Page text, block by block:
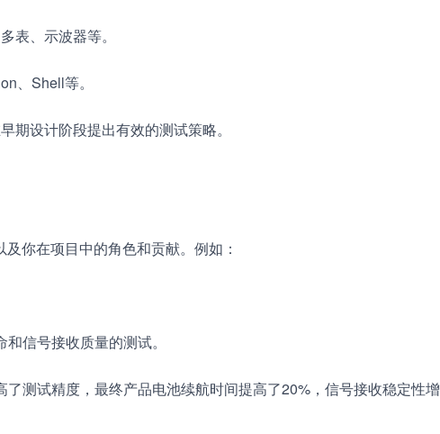
表、示波器等。
、Shell等。
期设计阶段提出有效的测试策略。
你在项目中的角色和贡献。例如：
信号接收质量的测试。
测试精度，最终产品电池续航时间提高了20%，信号接收稳定性增